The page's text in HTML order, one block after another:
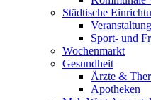
Städtische
Sport- und
Wochenmarkt
Gesundheit
Ärzte &
Apotheken